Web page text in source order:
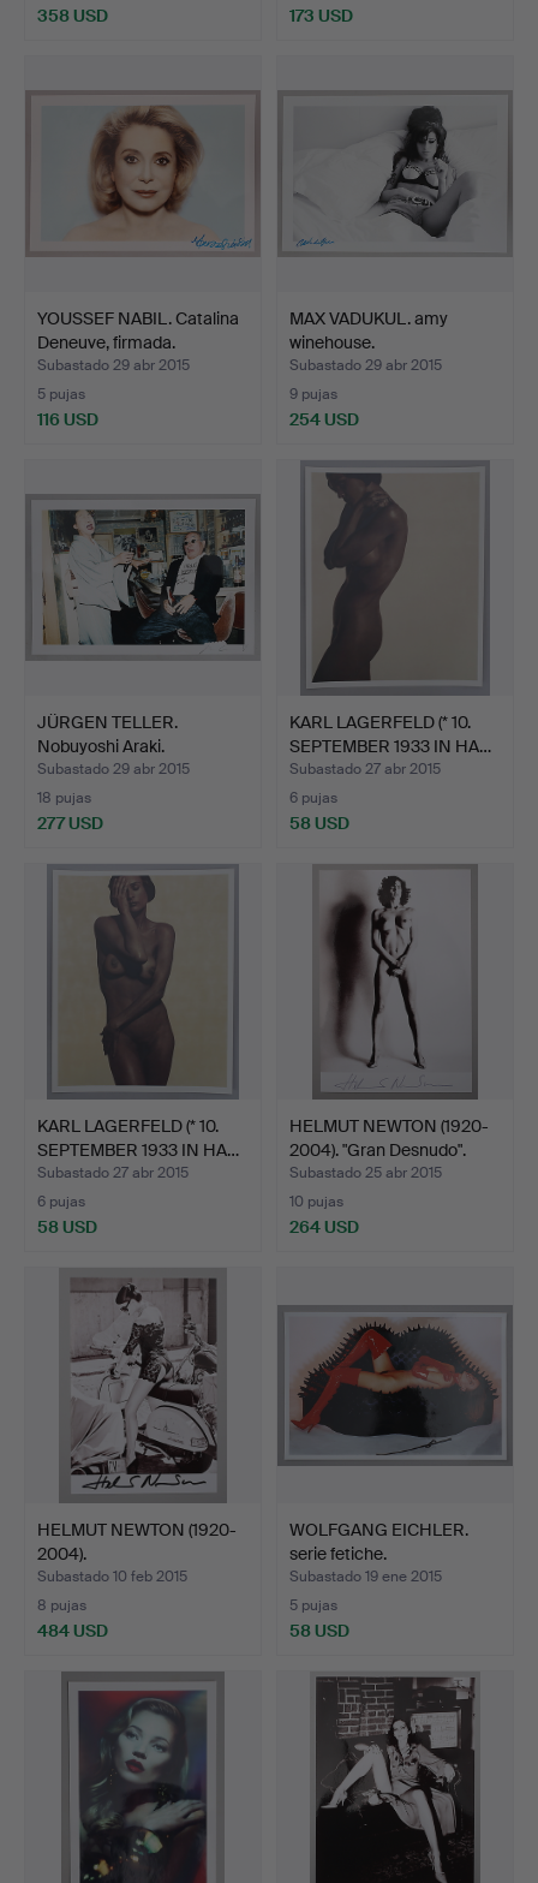
358 USD 173 USD
YOUSSEF NABIL. Catalina
Deneuve, firmada.
Subastado 29 abr 2015
5 pujas
116 USD
MAX VADUKUL. amy
winehouse.
Subastado 29 abr 2015
9 pujas
254 USD
JÜRGEN TELLER.
Nobuyoshi Araki.
Subastado 29 abr 2015
18 pujas
277 USD
KARL LAGERFELD (* 10.
SEPTEMBER 1933 IN HA…
Subastado 27 abr 2015
6 pujas
58 USD
KARL LAGERFELD (* 10.
SEPTEMBER 1933 IN HA…
Subastado 27 abr 2015
6 pujas
58 USD
HELMUT NEWTON (1920-
2004). "Gran Desnudo".
Subastado 25 abr 2015
10 pujas
264 USD
HELMUT NEWTON (1920-
2004).
Subastado 10 feb 2015
8 pujas
484 USD
WOLFGANG EICHLER.
serie fetiche.
Subastado 19 ene 2015
5 pujas
58 USD